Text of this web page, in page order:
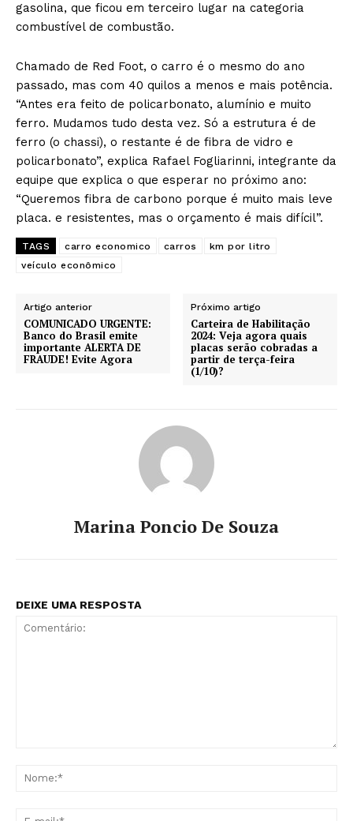
gasolina, que ficou em terceiro lugar na categoria
combustível de combustão.
Chamado de Red Foot, o carro é o mesmo do ano
passado, mas com 40 quilos a menos e mais potência.
“Antes era feito de policarbonato, alumínio e muito
ferro. Mudamos tudo desta vez. Só a estrutura é de
ferro (o chassi), o restante é de fibra de vidro e
policarbonato”, explica Rafael Fogliarinni, integrante da
equipe que explica o que esperar no próximo ano:
“Queremos fibra de carbono porque é muito mais leve
placa. e resistentes, mas o orçamento é mais difícil”.
TAGS carro economico carros
km por litro
veículo econômico
Artigo anterior
COMUNICADO URGENTE:
Banco do Brasil emite
importante ALERTA DE
FRAUDE! Evite Agora
Próximo artigo
Carteira de Habilitação
2024: Veja agora quais
placas serão cobradas a
partir de terça-feira
(1/10)?
Marina Poncio De Souza
DEIXE UMA RESPOSTA